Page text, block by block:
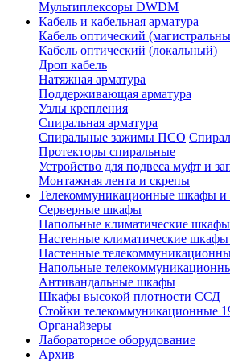
Мультиплексоры DWDM
Кабель и кабельная арматура
Кабель оптический
Кабель оптический (локальный)
Дроп кабель
Натяжная арматура
Поддерживающая арматура
Узлы крепления
Спиральная арматура
Спиральные зажимы ПСО
Протекторы спиральные
Устройство для подвеса муфт и
Монтажная лента и скрепы
Телекоммуникационные шкафы и
Серверные шкафы
Напольные климатические
Настенные климатические шкафы
Настенные
Напольные
Антивандальные шкафы
Шкафы высокой плотности ССД
Стойки телекоммуникационные
Органайзеры
Лабораторное оборудование
Архив